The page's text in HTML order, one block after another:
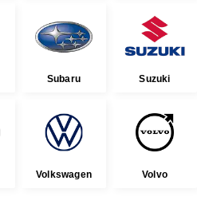
Subaru Suzuki
Volkswagen Volvo